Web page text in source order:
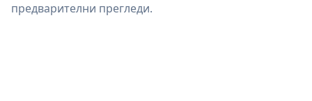
предварителни прегледи.